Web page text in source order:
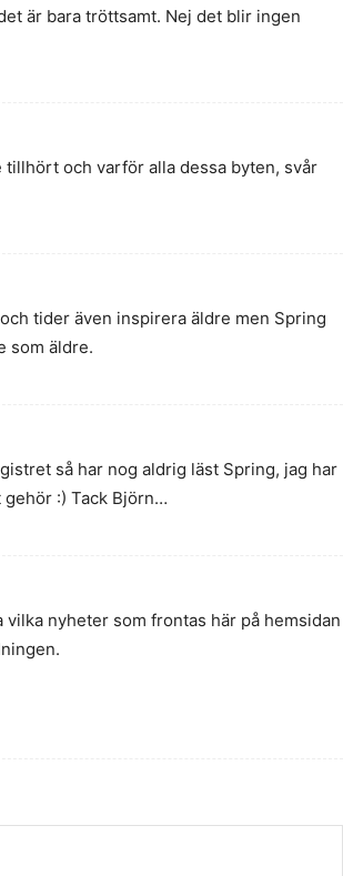
är bara tröttsamt. Nej det blir ingen
tillhört och varför alla dessa byten, svår
tider även inspirera äldre men Spring
som äldre.
så har nog aldrig läst Spring, jag har
:) Tack Björn…
nyheter som frontas här på hemsidan